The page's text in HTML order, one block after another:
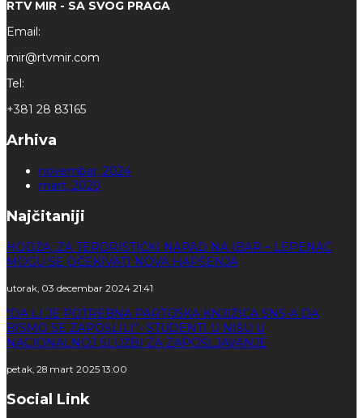
RTV MIR - SA SVOG PRAGA
Email:
mir@rtvmir.com
Tel:
+381 28 83165
Arhiva
novembar, 2024
mart, 2020
Najčitaniji
HODŽA: ZA TERORISTIČKI NAPAD NA IBAR – LEPENAC
MOGU SE OČEKIVATI NOVA HAPŠENJA
utorak, 03 decembar 2024 21:41
“DA LI JE POTREBNA PARTIJSKA KNJIŽICA SNS-A DA
BISMO SE ZAPOSLILI”- STUDENTI U NIŠU U
NACIONALNOJ SLUŽBI ZA ZAPOŠLJAVANJE
petak, 28 mart 2025 13:00
Social Link